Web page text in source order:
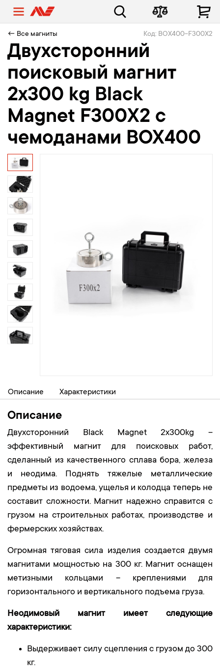
← Все магниты Код: BOX400-F300X2
Двухсторонний
поисковый магнит
2х300 kg Black
Magnet F300X2 с
чемоданами BOX400
Описание Характеристики
Описание
Двухсторонний Black Magnet 2х300kg –
эффективный магнит для поисковых работ,
сделанный из качественного сплава бора, железа
и неодима. Поднять тяжелые металлические
предметы из водоема, ущелья и колодца теперь не
составит сложности. Магнит надежно справится с
грузом на строительных работах, производстве и
фермерских хозяйствах.
Огромная тяговая сила изделия создается двумя
магнитами мощностью на 300 кг. Магнит оснащен
метизными кольцами – креплениями для
горизонтального и вертикального подъема груза.
Неодимовый магнит имеет следующие
характеристики:
Выдерживает силу сцепления с грузом до 300
кг.